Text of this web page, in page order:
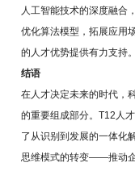
人工智能技术的深度融合
优化算法模型，拓展应用
的人才优势提供有力支持。
结语
在人才决定未来的时代，
的重要组成部分。T12人
了从识别到发展的一体化
思维模式的转变——推动